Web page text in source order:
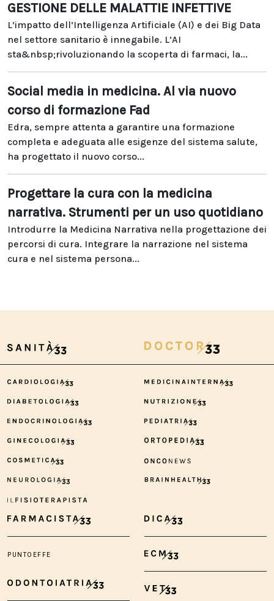
GESTIONE DELLE MALATTIE INFETTIVE
L’impatto dell’Intelligenza Artificiale (AI) e dei Big Data
nel settore sanitario è innegabile. L’AI
sta&nbsp;rivoluzionando la scoperta di farmaci, la...
Social media in medicina. Al via nuovo
corso di formazione Fad
Edra, sempre attenta a garantire una formazione
completa e adeguata alle esigenze del sistema salute,
ha progettato il nuovo corso...
Progettare la cura con la medicina
narrativa. Strumenti per un uso quotidiano
Introdurre la Medicina Narrativa nella progettazione dei
percorsi di cura. Integrare la narrazione nel sistema
cura e nel sistema persona...